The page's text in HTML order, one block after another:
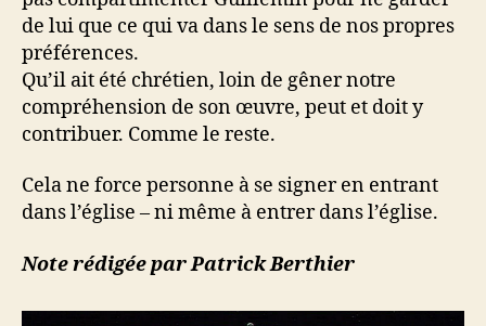
de lui que ce qui va dans le sens de nos propres
préférences.
Qu’il ait été chrétien, loin de gêner notre
compréhension de son œuvre, peut et doit y
contribuer. Comme le reste.
Cela ne force personne à se signer en entrant
dans l’église – ni même à entrer dans l’église.
Note rédigée par Patrick Berthier